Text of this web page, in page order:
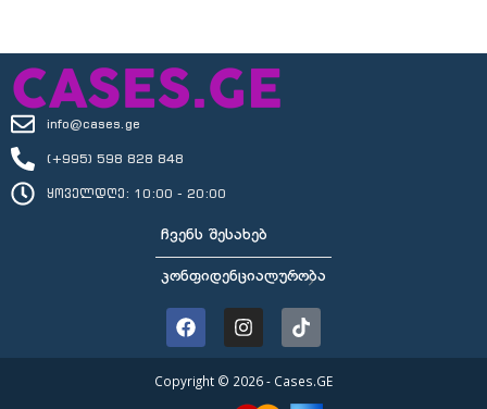
info@cases.ge
(+995) 598 828 848
ყოველდღე: 10:00 - 20:00
ᲩᲕᲔᲜᲡ ᲨᲔᲡᲐᲮᲔᲑ
ᲙᲝᲜᲤᲘᲓᲔᲜᲪᲘᲐᲚᲣᲠᲝᲑᲐ
Copyright © 2026 - Cases.GE